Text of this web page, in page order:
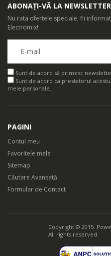
ABONAȚI-VĂ LA NEWSLETTER
Nu rata ofertele speciale, fii
Electromix!
Sunt de acord să primesc
Sunt de acord ca prestatorul
mele personale.
PAGINI
Contul meu
Favoritele mele
Sitemap
Căutare Avansată
Formular de Contact
Copyright © 2015.
All rights reserved.